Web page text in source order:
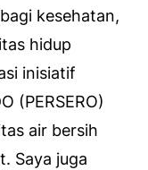
kesehatan,
hidup
inisiatif
(PERSERO)
air bersih
Saya juga